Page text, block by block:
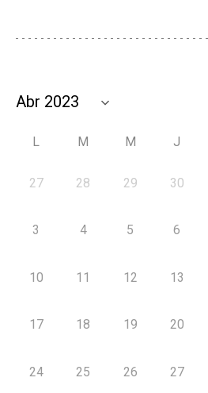
L M M J
27 28 29 30
3 4 5 6
10 11 12 13
17 18 19 20
24 25 26 27